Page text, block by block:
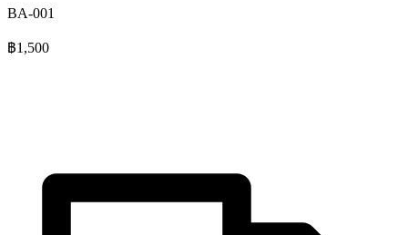
BA-001
฿1,500